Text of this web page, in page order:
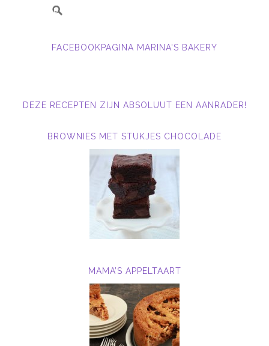
FACEBOOKPAGINA MARINA'S BAKERY
DEZE RECEPTEN ZIJN ABSOLUUT EEN AANRADER!
BROWNIES MET STUKJES CHOCOLADE
MAMA’S APPELTAART